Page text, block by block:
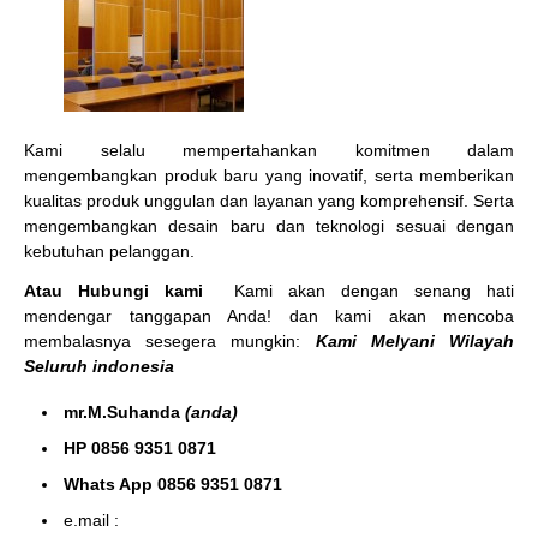
Kami selalu mempertahankan komitmen dalam
mengembangkan produk baru yang inovatif, serta memberikan
kualitas produk unggulan dan layanan yang komprehensif. Serta
mengembangkan desain baru dan teknologi sesuai dengan
kebutuhan pelanggan.
Atau Hubungi kami
Kami akan dengan senang hati
mendengar tanggapan Anda! dan kami akan mencoba
membalasnya sesegera mungkin: Kami Melyani Wilayah
Seluruh indonesia
mr.M.Suhanda (anda)
HP 0856 9351 0871
Whats App 0856 9351 0871
e.mail :